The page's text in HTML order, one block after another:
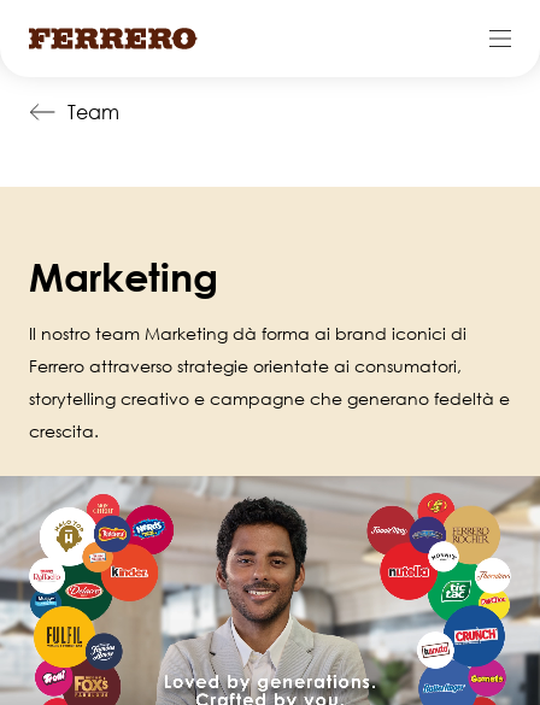
principale
Team
Marketing
Il nostro team Marketing dà forma ai brand iconici di
Ferrero attraverso strategie orientate ai consumatori,
storytelling creativo e campagne che generano fedeltà e
crescita.